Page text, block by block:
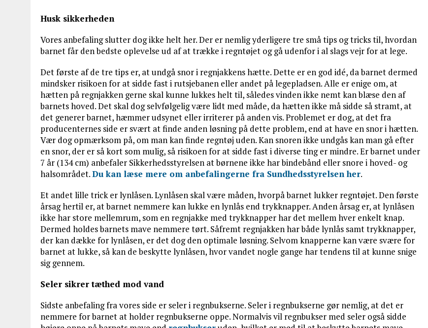
Husk sikkerheden
Vores anbefaling slutter dog ikke helt her. Der er nemlig yderligere tre små tips og tricks til, hvordan
barnet får den bedste oplevelse ud af at trække i regntøjet og gå udenfor i al slags vejr for at lege.
Det første af de tre tips er, at undgå snor i regnjakkens hætte. Dette er en god idé, da barnet dermed
mindsker risikoen for at sidde fast i rutsjebanen eller andet på legepladsen. Alle er enige om, at
hætten på regnjakken gerne skal kunne lukkes helt til, således vinden ikke nemt kan blæse den af
barnets hoved. Det skal dog selvfølgelig være lidt med måde, da hætten ikke må sidde så stramt, at
det generer barnet, hæmmer udsynet eller irriterer på anden vis. Problemet er dog, at det fra
producenternes side er svært at finde anden løsning på dette problem, end at have en snor i hætten.
Vær dog opmærksom på, om man kan finde regntøj uden. Kan snoren ikke undgås kan man gå efter
en snor, der er så kort som mulig, så risikoen for at sidde fast i diverse ting er mindre. Er barnet under
7 år (134 cm) anbefaler Sikkerhedsstyrelsen at børnene ikke har bindebånd eller snore i hoved- og
halsområdet.Du kan læse mere om anbefalingerne fra Sundhedsstyrelsen her.
Et andet lille trick er lynlåsen. Lynlåsen skal være måden, hvorpå barnet lukker regntøjet. Den første
årsag hertil er, at barnet nemmere kan lukke en lynlås end trykknapper. Anden årsag er, at lynlåsen
ikke har store mellemrum, som en regnjakke med trykknapper har det mellem hver enkelt knap.
Dermed holdes barnets mave nemmere tørt. Såfremt regnjakken har både lynlås samt trykknapper,
der kan dække for lynlåsen, er det dog den optimale løsning. Selvom knapperne kan være svære for
barnet at lukke, så kan de beskytte lynlåsen, hvor vandet nogle gange har tendens til at kunne snige
sig gennem.
Seler sikrer tæthed mod vand
Sidste anbefaling fra vores side er seler i regnbukserne. Seler i regnbukserne gør nemlig, at det er
nemmere for barnet at holder regnbukserne oppe. Normalvis vil regnbukser med seler også sidde